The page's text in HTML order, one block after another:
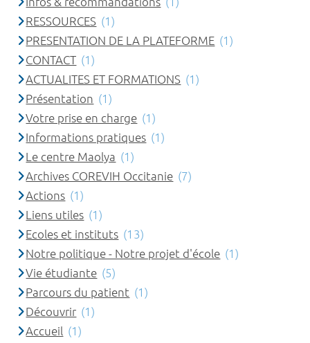
RESSOURCES (1)
PRESENTATION DE LA PLATEFORME (1)
CONTACT (1)
ACTUALITES ET FORMATIONS (1)
Présentation (1)
Votre prise en charge (1)
Informations pratiques (1)
Le centre Maolya (1)
Archives COREVIH Occitanie (7)
Actions (1)
Liens utiles (1)
Ecoles et instituts (13)
Notre politique - Notre projet d'école (1)
Vie étudiante (5)
Parcours du patient (1)
Découvrir (1)
Accueil (1)